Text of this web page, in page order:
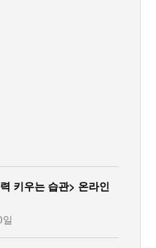
키우는 습관> 온라인